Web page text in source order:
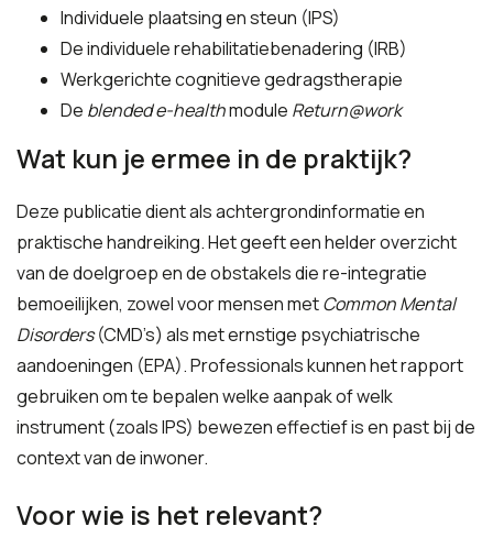
Individuele plaatsing en steun (IPS)
De individuele rehabilitatiebenadering (IRB)
Werkgerichte cognitieve gedragstherapie
De blended e-healthmodule Return@work
Wat kun je ermee in de praktijk?
Deze publicatie dient als achtergrondinformatie en
praktische handreiking. Het geeft een helder overzicht
van de doelgroep en de obstakels die re-integratie
bemoeilijken, zowel voor mensen metCommon Mental
Disorders(CMD’s) als met ernstige psychiatrische
aandoeningen (EPA). Professionals kunnen het rapport
gebruiken om te bepalen welke aanpak of welk
instrument (zoals IPS) bewezen effectief is en past bij de
context van de inwoner.
Voor wie is het relevant?